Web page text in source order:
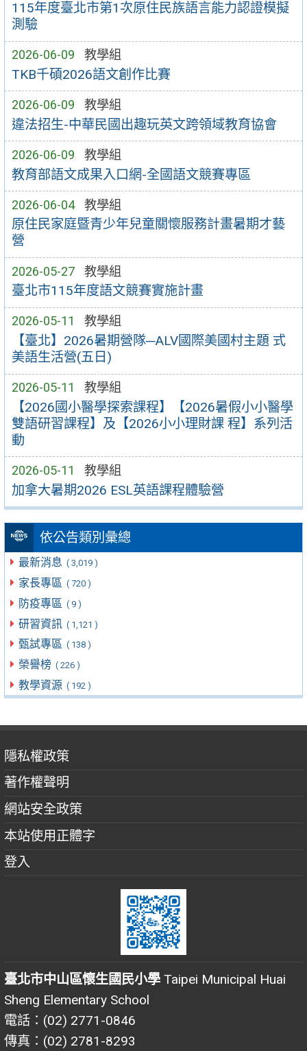
115年度臺北市第1次原住民族語言能力認證模擬
測驗
2026-06-09 教學組
TKB千碩2026語文創作比賽
2026-06-09 教學組
違法招生-中華民國出趣玩英文跨領域教育協會
2026-06-09 教學組
教育部語文成果入口網-全國語文競賽專區
2026-06-04 教學組
原住民家庭暨青少年兒童關懷服務計畫暑期才藝
營
2026-05-27 教學組
臺北市115年度語文競賽實施計畫
2026-05-11 教學組
【臺北】2026暑期營隊─ALV國際美國村主題 式
美語生活營(五日)
2026-05-11 教學組
【2026國小醫學探索課程】【2026暑假小小醫學
雙語研習課程】及【2026小小理財課 程】系列活
動
2026-05-11 教學組
加拿大暑期2026 ESL英語課程體驗營
依公告類別彙總
最新消息 ( 3,019 )
家長專區 ( 720 )
防疫專區 ( 9 )
研習資訊 ( 1,121 )
甄試專區 ( 138 )
榮譽榜 ( 226 )
教學資源 ( 192 )
隱私權政策
著作權聲明
網站安全政策
本站使用正體字
登入
臺北市中山區懷生國民小學 Taipei Municipal Huai
Sheng Elementary School
電話：(02) 2771-0846
傳真：(02) 2781-8293